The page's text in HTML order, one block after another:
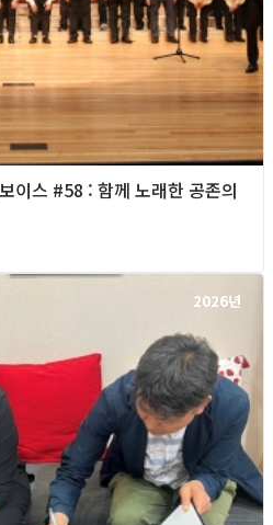
이스 #58 : 함께 노래한 공존의
2026년